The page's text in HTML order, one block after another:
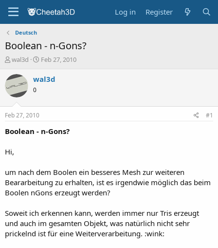
Log in Register
Deutsch
Boolean - n-Gons?
T
r
e
a
s
t
a
e
wal3d
S
a
e
Feb 27, 2010
wal3d
0
Feb 27, 2010 #1
Boolean - n-Gons?
Hi,
um nach dem Boolen ein besseres Mesh zur weiteren
Beararbeitung zu erhalten, ist es irgendwie möglich das beim
Boolen nGons erzeugt werden?
Soweit ich erkennen kann, werden immer nur Tris erzeugt
und auch im gesamten Objekt, was natürlich nicht sehr
prickelnd ist für eine Weiterverarbeitung. :wink: